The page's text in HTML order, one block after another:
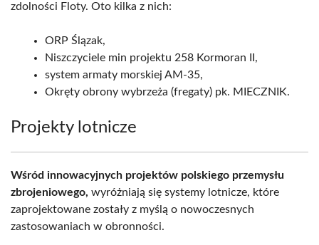
zdolności Floty. Oto kilka z nich:
ORP Ślązak,
Niszczyciele min projektu 258 Kormoran II,
system armaty morskiej AM-35,
Okręty obrony wybrzeża (fregaty) pk. MIECZNIK.
Projekty lotnicze
Wśród innowacyjnych projektów polskiego przemysłu
zbrojeniowego, wyróżniają się systemy lotnicze, które
zaprojektowane zostały z myślą o nowoczesnych
zastosowaniach w obronności.